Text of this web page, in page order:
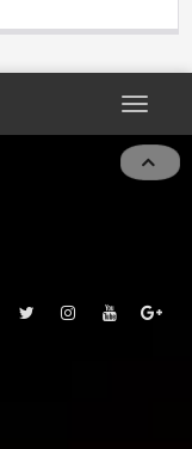
Toggle